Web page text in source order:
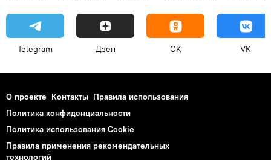
Telegram Дзен OK VK
О проекте Контакты Правила использования
Политика конфиденциальности
Политика использования Cookie
Правила применения рекомендательных
технологий